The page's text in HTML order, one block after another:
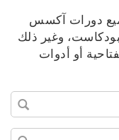
دورات آكسس
وغير ذلك
أو أدوات